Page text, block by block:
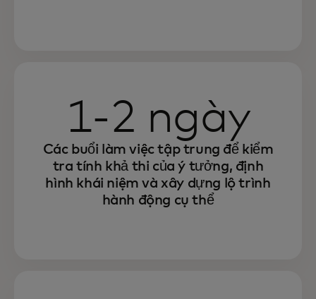
1-2 ngày
Các buổi làm việc tập trung để kiểm
tra tính khả thi của ý tưởng, định
hình khái niệm và xây dựng lộ trình
hành động cụ thể